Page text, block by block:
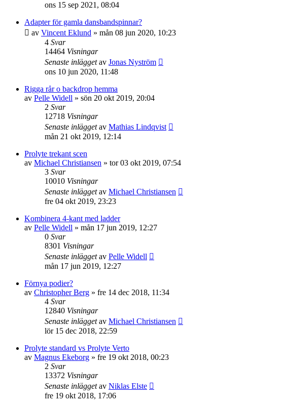
ons 15 sep 2021, 08:04
Adapter för gamla dansbandspinnar?
av Vincent Eklund » mån 08 jun 2020, 10:23
4 Svar
14464 Visningar
Senaste inläggetav Jonas Nyström
ons 10 jun 2020, 11:48
Rigga rår o backdrop hemma
av Pelle Widell » sön 20 okt 2019, 20:04
2 Svar
12718 Visningar
Senaste inläggetav Mathias Lindqvist
mån 21 okt 2019, 12:14
Prolyte trekant scen
av Michael Christiansen » tor 03 okt 2019, 07:54
3 Svar
10010 Visningar
Senaste inläggetav Michael Christiansen
fre 04 okt 2019, 23:23
Kombinera 4-kant med ladder
av Pelle Widell » mån 17 jun 2019, 12:27
0 Svar
8301 Visningar
Senaste inläggetav Pelle Widell
mån 17 jun 2019, 12:27
Förnya podier?
av Christopher Berg » fre 14 dec 2018, 11:34
4 Svar
12840 Visningar
Senaste inläggetav Michael Christiansen
lör 15 dec 2018, 22:59
Prolyte standard vs Prolyte Verto
av Magnus Ekeborg » fre 19 okt 2018, 00:23
2 Svar
13372 Visningar
Senaste inläggetav Niklas Elste
fre 19 okt 2018, 17:06